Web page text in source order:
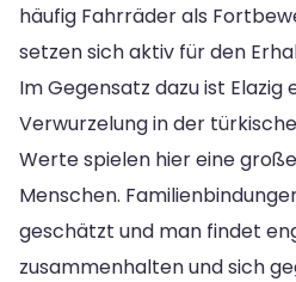
häufig Fahrräder als
setzen sich aktiv für den
Im Gegensatz dazu ist
Verwurzelung in der
Werte spielen hier eine
Menschen.
geschätzt und man findet
zusammenhalten und sich